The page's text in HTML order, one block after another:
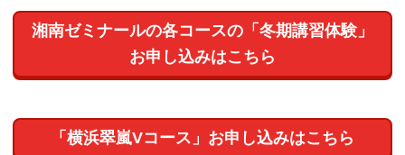
湘南ゼミナールの各コースの「冬期講習体験」
お申し込みはこちら
「横浜翠嵐Vコース」お申し込みはこちら